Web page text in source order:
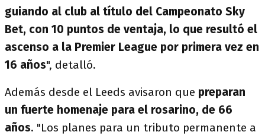
guiando al club al título del Campeonato Sky
Bet, con 10 puntos de ventaja, lo que resultó el
ascenso a la Premier League por primera vez en
16 años", detalló.
Además desde el Leeds avisaron que preparan
un fuerte homenaje para el rosarino, de 66
años. "Los planes para un tributo permanente a